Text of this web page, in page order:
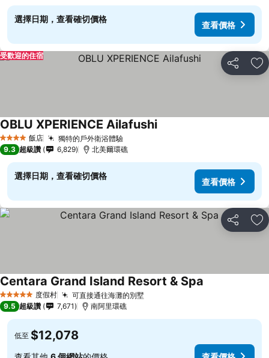
選擇日期，查看確切價格
查看價格
分享 加
受歡迎的住宿
4 星級 飯店 獨特的戶外衛浴體驗
OBLU XPERIENCE Ailafushi
9.3 超級讚 6,829 北美爾環礁
選擇日期，查看確切價格
查看價格
分享 加
5 星級 度假村 可直接通往海灘的別墅
Centara Grand Island Resort & Spa
9.5 超級讚 7,671 南阿里環礁
低至 $12,078